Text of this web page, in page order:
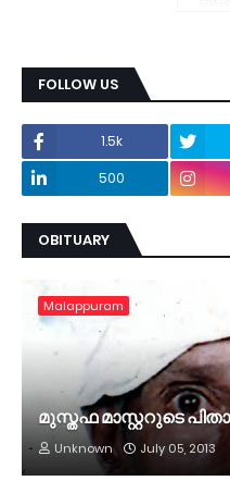
FOLLOW US
1.5k
500
OBITUARY
Malappuram
മുസ്തഫ മാസ്റ്ററുടെ
Unknown July 05, 2013